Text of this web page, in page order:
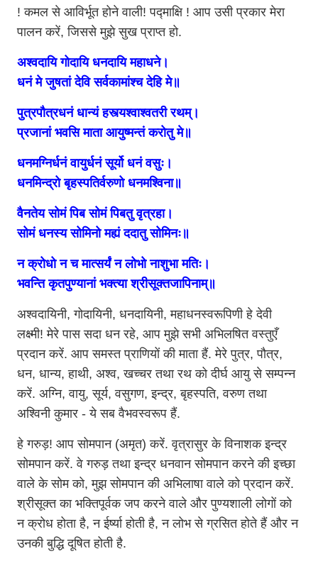
! कमल से आविर्भूत होने वाली! पद्माक्षि ! आप उसी प्रकार मेरा
पालन करें, जिससे मुझे सुख प्राप्त हो.
अश्वदायि गोदायि धनदायि महाधने।
धनं मे जुषतां देवि सर्वकामांश्च देहि मे॥
पुत्रपौत्रधनं धान्यं हस्त्यश्वाश्वतरी रथम्।
प्रजानां भवसि माता आयुष्मन्तं करोतु मे॥
धनमग्निर्धनं वायुर्धनं सूर्यो धनं वसुः।
धनमिन्द्रो बृहस्पतिर्वरुणो धनमश्विना॥
वैनतेय सोमं पिब सोमं पिबतु वृत्रहा।
सोमं धनस्य सोमिनो मह्यं ददातु सोमिनः॥
न क्रोधो न च मात्सर्यंन लोभो नाशुभा मतिः।
भवन्ति कृतपुण्यानां भक्त्या श्रीसूक्तजापिनाम्॥
अश्वदायिनी, गोदायिनी, धनदायिनी, महाधनस्वरूपिणी हे देवी
लक्ष्मी! मेरे पास सदा धन रहे, आप मुझे सभी अभिलषित वस्तुएँ
प्रदान करें. आप समस्त प्राणियों की माता हैं. मेरे पुत्र, पौत्र,
धन, धान्य, हाथी, अश्व, खच्चर तथा रथ को दीर्घ आयु से सम्पन्न
करें. अग्नि, वायु, सूर्य, वसुगण, इन्द्र, बृहस्पति, वरुण तथा
अश्विनी कुमार - ये सब वैभवस्वरूप हैं.
हे गरुड़! आप सोमपान (अमृत) करें. वृत्रासुर के विनाशक इन्द्र
सोमपान करें. वे गरुड़ तथा इन्द्र धनवान सोमपान करने की इच्छा
वाले के सोम को, मुझ सोमपान की अभिलाषा वाले को प्रदान करें.
श्रीसूक्त का भक्तिपूर्वक जप करने वाले और पुण्यशाली लोगों को
न क्रोध होता है, न ईर्ष्या होती है, न लोभ से ग्रसित होते हैं और न
उनकी बुद्धि दूषित होती है.